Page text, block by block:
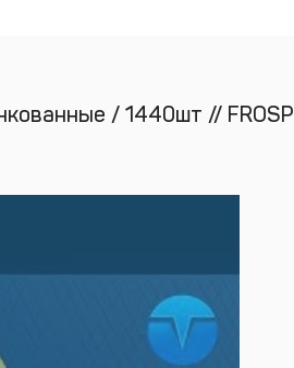
/ 1440шт // FROSP